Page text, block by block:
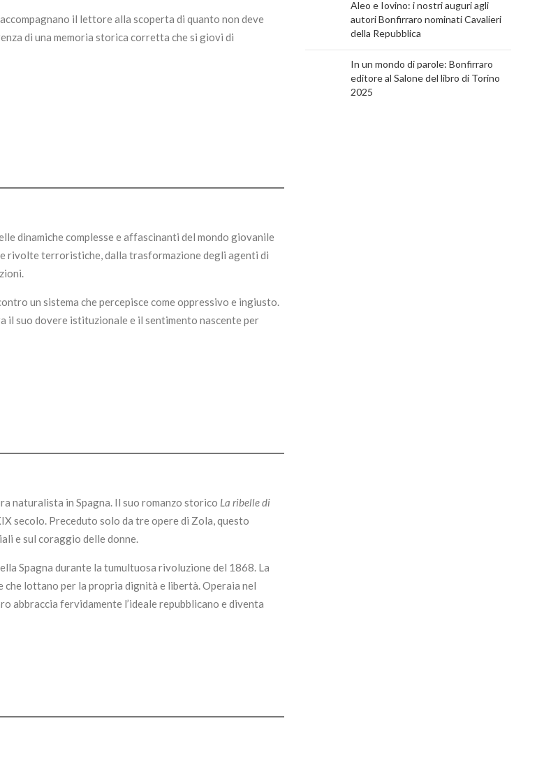
il lettore alla scoperta di quanto non deve
di una memoria storica corretta che si giovi di
dinamiche complesse e affascinanti del mondo giovanile
rivolte terroristiche, dalla trasformazione degli agenti di
un sistema che percepisce come oppressivo e ingiusto.
il suo dovere istituzionale e il sentimento nascente per
naturalista in Spagna. Il suo romanzo storico La ribelle di
secolo. Preceduto solo da tre opere di Zola, questo
e sul coraggio delle donne.
Spagna durante la tumultuosa rivoluzione del 1868. La
che lottano per la propria dignità e libertà. Operaia nel
abbraccia fervidamente l’ideale repubblicano e diventa
Aleo e Iovino: i nostri auguri agli
autori Bonfirraro nominati Cavalieri
della Repubblica
In un mondo di parole: Bonfirraro
editore al Salone del libro di Torino
2025